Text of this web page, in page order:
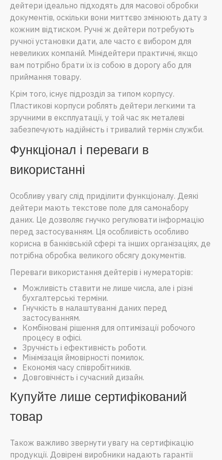
дейтери ідеально підходять для масової обробки
документів, оскільки вони миттєво змінюють дату з
кожним відтиском. Ручні ж дейтери потребують
ручної установки дати, але часто є вибором для
невеликих компаній. Мінідейтери практичні, якщо
вам потрібно брати їх із собою в дорогу або для
приймання товару.
Крім того, існує підрозділ за типом корпусу.
Пластикові корпуси роблять дейтери легкими та
зручними в експлуатації, у той час як металеві
забезпечують надійність і тривалий термін служби.
Функціонал і переваги в
використанні
Особливу увагу слід приділити функціоналу. Деякі
дейтери мають текстове поле для самонабору
даних. Це дозволяє гнучко регулювати інформацію
перед застосуванням. Ця особливість особливо
корисна в банківській сфері та інших організаціях, де
потрібна обробка великого обсягу документів.
Переваги використання дейтерів і нумераторів:
Можливість ставити не лише числа, але і різні
бухгалтерські терміни.
Гнучкість в налаштуванні даних перед
застосуванням.
Комбіновані рішення для оптимізації робочого
процесу в офісі.
Зручність і ефективність роботи.
Мінімізація ймовірності помилок.
Економія часу співробітників.
Довговічність і сучасний дизайн.
Купуйте лише сертифікований
товар
Також важливо звернути увагу на сертифікацію
продукції. Довірені виробники надають гарантії